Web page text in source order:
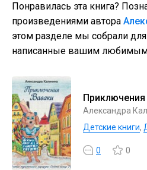
Понравилась эта книга?
произведениями автора
этом разделе мы собрали
написанные вашим любимым
Приключения
Александра
Детские книги,
0 0